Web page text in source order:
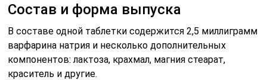
Состав и форма выпуска
В составе одной таблетки содержится 2,5 миллиграмм
варфарина натрия и несколько дополнительных
компонентов: лактоза, крахмал, магния стеарат,
краситель и другие.